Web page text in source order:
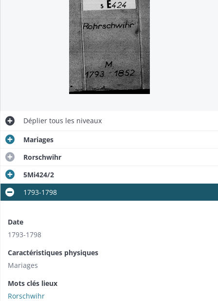
Déplier tous les niveaux
Mariages
Rorschwihr
5Mi424/2
1793-1798
Date
1793-1798
Caractéristiques physiques
Mariages
Mots clés lieux
Rorschwihr